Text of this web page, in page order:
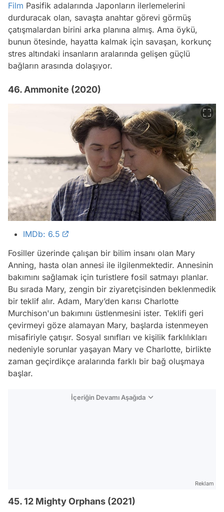
Film Pasifik adalarında Japonların ilerlemelerini
durduracak olan, savaşta anahtar görevi görmüş
çatışmalardan birini arka planına almış. Ama öykü,
bunun ötesinde, hayatta kalmak için savaşan, korkunç
stres altındaki insanların aralarında gelişen güçlü
bağların arasında dolaşıyor.
46. Ammonite (2020)
IMDb: 6.5
Fosiller üzerinde çalışan bir bilim insanı olan Mary
Anning, hasta olan annesi ile ilgilenmektedir. Annesinin
bakımını sağlamak için turistlere fosil satmayı planlar.
Bu sırada Mary, zengin bir ziyaretçisinden beklenmedik
bir teklif alır. Adam, Mary’den karısı Charlotte
Murchison'un bakımını üstlenmesini ister. Teklifi geri
çevirmeyi göze alamayan Mary, başlarda istenmeyen
misafiriyle çatışır. Sosyal sınıfları ve kişilik farklılıkları
nedeniyle sorunlar yaşayan Mary ve Charlotte, birlikte
zaman geçirdikçe aralarında farklı bir bağ oluşmaya
başlar.
İçeriğin Devamı Aşağıda
Reklam
45. 12 Mighty Orphans (2021)